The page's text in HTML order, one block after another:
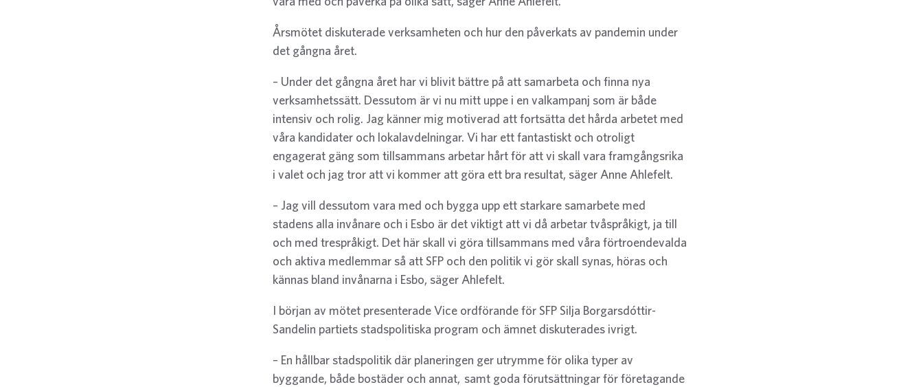
Årsmötet diskuterade verksamheten och hur den påverkats av pandemin under
det gångna året.
– Under det gångna året har vi blivit bättre på att samarbeta och finna nya
verksamhetssätt. Dessutom är vi nu mitt uppe i en valkampanj som är både
intensiv och rolig. Jag känner mig motiverad att fortsätta det hårda arbetet med
våra kandidater och lokalavdelningar. Vi har ett fantastiskt och otroligt
engagerat gäng som tillsammans arbetar hårt för att vi skall vara framgångsrika
i valet och jag tror att vi kommer att göra ett bra resultat, säger Anne Ahlefelt.
– Jag vill dessutom vara med och bygga upp ett starkare samarbete med
stadens alla invånare och i Esbo är det viktigt att vi då arbetar tvåspråkigt, ja till
och med trespråkigt. Det här skall vi göra tillsammans med våra förtroendevalda
och aktiva medlemmar så att SFP och den politik vi gör skall synas, höras och
kännas bland invånarna i Esbo, säger Ahlefelt.
I början av mötet presenterade Vice ordförande för SFP Silja Borgarsdóttir-
Sandelin partiets stadspolitiska program och ämnet diskuterades ivrigt.
– En hållbar stadspolitik där planeringen ger utrymme för olika typer av
byggande, både bostäder och annat, samt goda förutsättningar för företagande